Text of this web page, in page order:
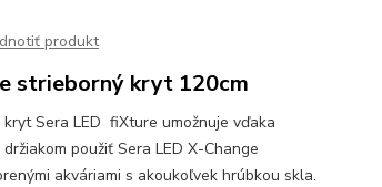
produkt
strieborný kryt 120cm
Sera LED fiXture umožnuje vďaka
použiť Sera LED X-Change
akváriami s akoukoľvek hrúbkou skla.